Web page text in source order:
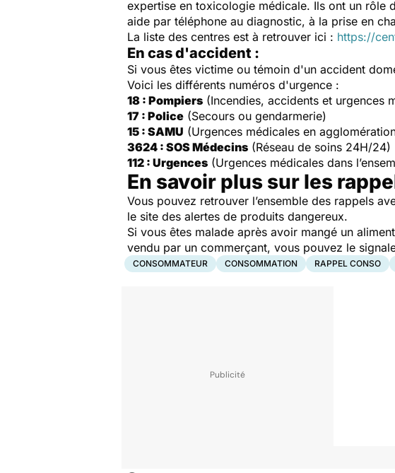
expertise en toxicologie médicale. Ils ont un rôle
aide par téléphone au diagnostic, à la prise en
La liste des centres est à retrouver ici : https://
En cas d'accident :
Si vous êtes victime ou témoin d'un accident
Voici les différents numéros d'urgence :
18 : Pompiers (Incendies, accidents et urgences
17 : Police (Secours ou gendarmerie)
15 : SAMU (Urgences médicales en
3624 : SOS Médecins (Réseau de soins 24H/24)
112 : Urgences (Urgences médicales dans
En savoir plus sur les
Vous pouvez retrouver l’ensemble des rappels
le site des alertes de produits dangereux.
Si vous êtes malade après avoir mangé un
vendu par un commerçant, vous pouvez le
CONSOMMATEUR CONSOMMATION RAPPEL CONSO